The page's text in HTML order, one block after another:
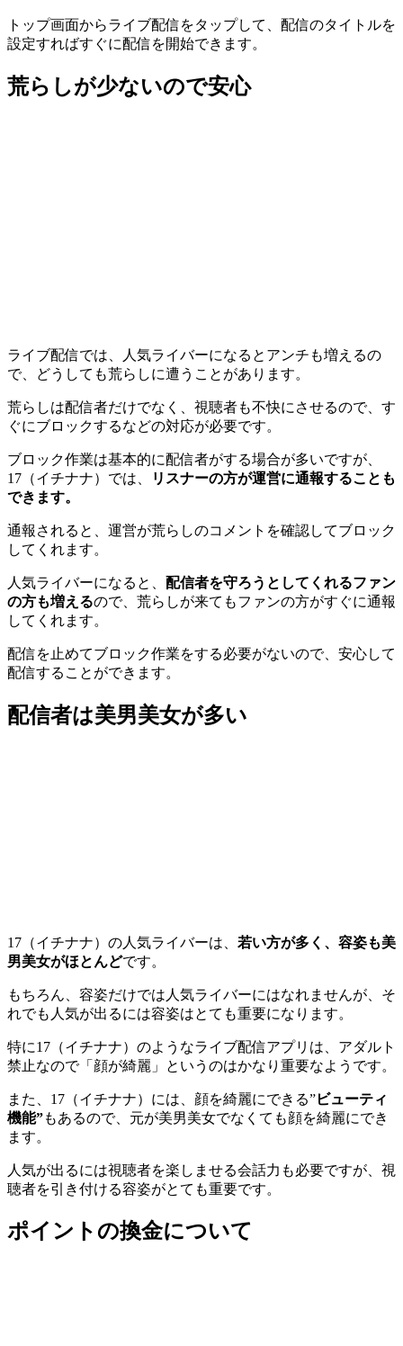
トップ画面からライブ配信をタップして、配信のタイトルを
設定すればすぐに配信を開始できます。
荒らしが少ないので安心
ライブ配信では、人気ライバーになるとアンチも増えるの
で、どうしても荒らしに遭うことがあります。
荒らしは配信者だけでなく、視聴者も不快にさせるので、す
ぐにブロックするなどの対応が必要です。
ブロック作業は基本的に配信者がする場合が多いですが、
17（イチナナ）では、
リスナーの方が運営に通報することも
できます。
通報されると、運営が荒らしのコメントを確認してブロック
してくれます。
人気ライバーになると、 配信者を守ろうとしてくれるファン
の方も増えるので、荒らしが来てもファンの方がすぐに通報
してくれます。
配信を止めてブロック作業をする必要がないので、安心して
配信することができます。
配信者は美男美女が多い
17（イチナナ）の人気ライバーは、 若い方が多く、容姿も美
男美女がほとんどです。
もちろん、容姿だけでは人気ライバーにはなれませんが、そ
れでも人気が出るには容姿はとても重要になります。
特に17（イチナナ）のようなライブ配信アプリは、アダルト
禁止なので「顔が綺麗」というのはかなり重要なようです。
また、17（イチナナ）には、顔を綺麗にできる”ビューティ
機能”もあるので、元が美男美女でなくても顔を綺麗にでき
ます。
人気が出るには視聴者を楽しませる会話力も必要ですが、視
聴者を引き付ける容姿がとても重要です。
ポイントの換金について